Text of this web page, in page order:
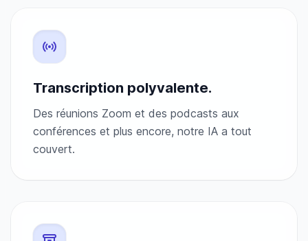
Transcription polyvalente.
Des réunions Zoom et des podcasts aux
conférences et plus encore, notre IA a tout
couvert.